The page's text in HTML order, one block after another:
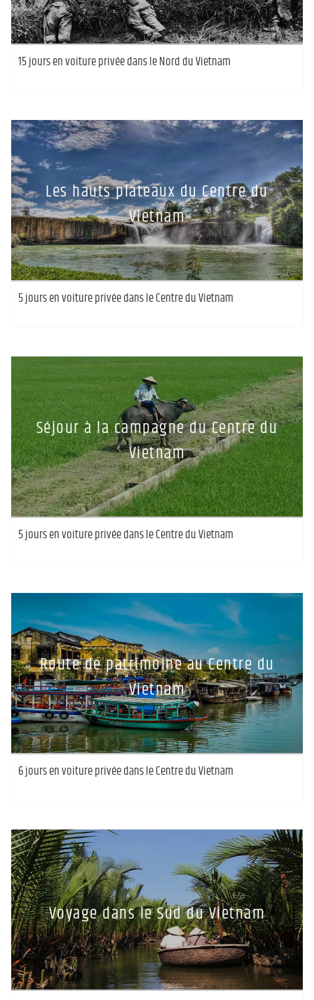
15 jours en voiture privée dans le Nord du Vietnam
Les hauts plateaux du Centre du
Vietnam
5 jours en voiture privée dans le Centre du Vietnam
Séjour à la campagne du Centre du
Vietnam
5 jours en voiture privée dans le Centre du Vietnam
Route de patrimoine au Centre du
Vietnam
6 jours en voiture privée dans le Centre du Vietnam
Voyage dans le Sud du Vietnam